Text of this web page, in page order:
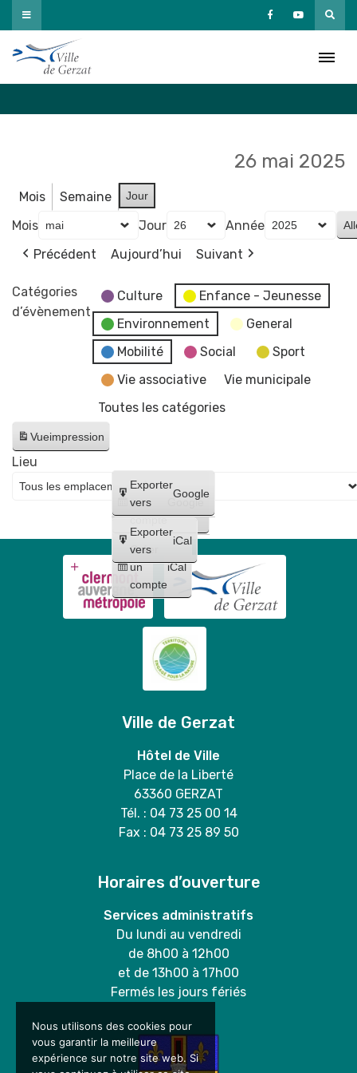
Passer
au
contenu
26 mai 2025
Mois Semaine Jour
Mois Jour
Année
Précédent
Aujourd’hui Suivant
Catégories
d’évènement
Culture
Enfance - Jeunesse
Environnement
General
Mobilité
Social
Sport
Vie associative
Vie municipale
Toutes les catégories
Vueimpression
Créer
un
compte
Google
Créer
un
compte
iCal
Exporter
vers
Google
Exporter
vers
iCal
Lieu
Ville de Gerzat
Hôtel de Ville
Place de la Liberté
63360 GERZAT
Tél. : 04 73 25 00 14
Fax : 04 73 25 89 50
Horaires d’ouverture
Services administratifs
Du lundi au vendredi
de 8h00 à 12h00
et de 13h00 à 17h00
Fermés les jours fériés
Nous utilisons des cookies pour
vous garantir la meilleure
expérience sur notre site web. Si